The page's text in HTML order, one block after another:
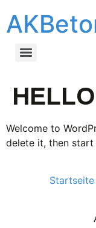
Welcome to
delete it, then
Startseite